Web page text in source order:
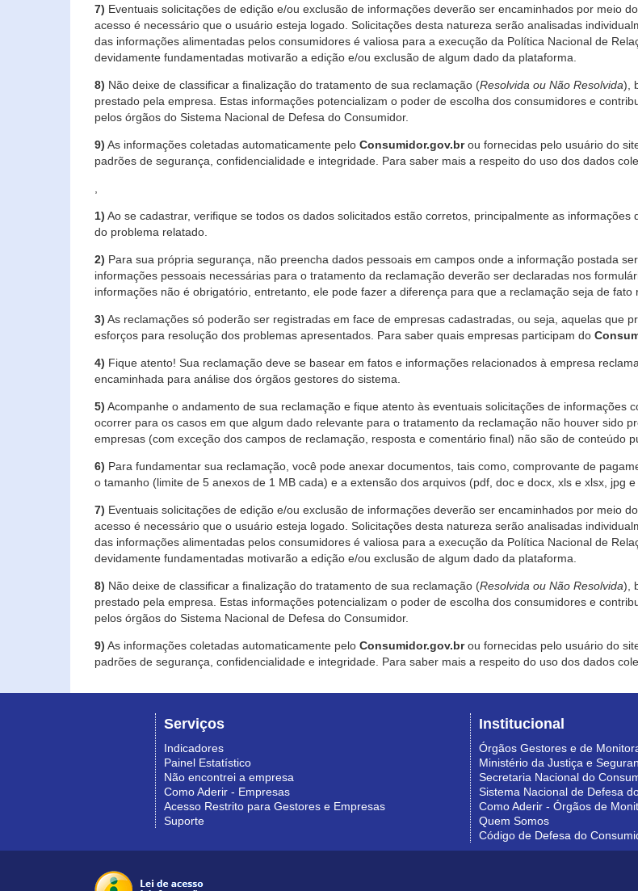
7) Eventuais solicitações de edição e/ou exclusão de informações deverão ser encaminhados por meio do
acesso é necessário que o usuário esteja logado. Solicitações desta natureza serão analisadas
das informações alimentadas pelos consumidores é valiosa para a execução da Política Nacional de
devidamente fundamentadas motivarão a edição e/ou exclusão de algum dado da plataforma.
8) Não deixe de classificar a finalização do tratamento de sua reclamação (Resolvida ou Não Resolvida),
prestado pela empresa. Estas informações potencializam o poder de escolha dos consumidores e
pelos órgãos do Sistema Nacional de Defesa do Consumidor.
9) As informações coletadas automaticamente pelo Consumidor.gov.brou fornecidas pelo usuário do
padrões de segurança, confidencialidade e integridade. Para saber mais a respeito do uso dos dados
1) Ao se cadastrar, verifique se todos os dados solicitados estão corretos, principalmente as
do problema relatado.
2) Para sua própria segurança, não preencha dados pessoais em campos onde a informação postada
informações pessoais necessárias para o tratamento da reclamação deverão ser declaradas nos
informações não é obrigatório, entretanto, ele pode fazer a diferença para que a reclamação seja de fato
3) As reclamações só poderão ser registradas em face de empresas cadastradas, ou seja, aquelas que
esforços para resolução dos problemas apresentados. Para saber quais empresas participam do
4) Fique atento! Sua reclamação deve se basear em fatos e informações relacionados à empresa
encaminhada para análise dos órgãos gestores do sistema.
5) Acompanhe o andamento de sua reclamação e fique atento às eventuais solicitações de informações
ocorrer para os casos em que algum dado relevante para o tratamento da reclamação não houver sido
empresas (com exceção dos campos de reclamação, resposta e comentário final) não são de conteúdo
6) Para fundamentar sua reclamação, você pode anexar documentos, tais como, comprovante de
o tamanho (limite de 5 anexos de 1 MB cada) e a extensão dos arquivos (pdf, doc e docx, xls e xlsx, jpg
7) Eventuais solicitações de edição e/ou exclusão de informações deverão ser encaminhados por meio do
acesso é necessário que o usuário esteja logado. Solicitações desta natureza serão analisadas
das informações alimentadas pelos consumidores é valiosa para a execução da Política Nacional de
devidamente fundamentadas motivarão a edição e/ou exclusão de algum dado da plataforma.
8) Não deixe de classificar a finalização do tratamento de sua reclamação (Resolvida ou Não Resolvida),
prestado pela empresa. Estas informações potencializam o poder de escolha dos consumidores e
pelos órgãos do Sistema Nacional de Defesa do Consumidor.
9) As informações coletadas automaticamente pelo Consumidor.gov.brou fornecidas pelo usuário do
padrões de segurança, confidencialidade e integridade. Para saber mais a respeito do uso dos dados
Serviços
Indicadores
Painel Estatístico
Não encontrei a empresa
Como Aderir - Empresas
Acesso Restrito para Gestores e Empresas
Suporte
Institucional
Órgãos Gestores e de
Ministério da Justiça e
Secretaria Nacional do
Sistema Nacional de Defesa
Como Aderir - Órgãos de
Quem Somos
Código de Defesa do